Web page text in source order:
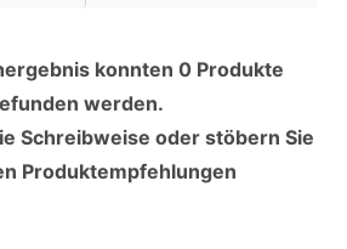
konnten 0 Produkte
werden.
Schreibweise oder stöbern Sie
Produktempfehlungen